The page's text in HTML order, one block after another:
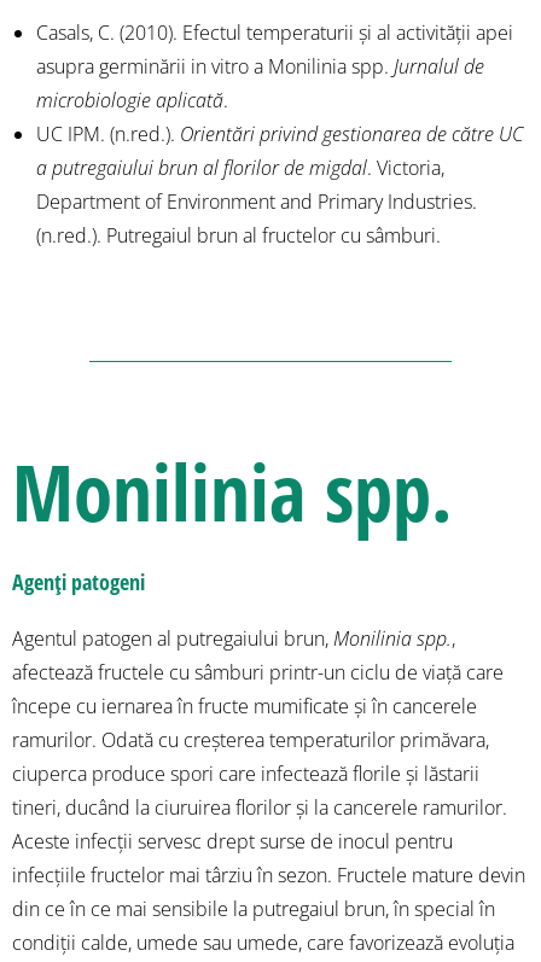
Casals, C. (2010). Efectul temperaturii și al activității apei
asupra germinării in vitro a Monilinia spp. Jurnalul de
microbiologie aplicată.
UC IPM. (n.red.). Orientări privind gestionarea de către UC
a putregaiului brun al florilor de migdal. Victoria,
Department of Environment and Primary Industries.
(n.red.). Putregaiul brun al fructelor cu sâmburi.
Monilinia spp.
Agenți patogeni
Agentul patogen al putregaiului brun,Monilinia spp.,
afectează fructele cu sâmburi printr-un ciclu de viață care
începe cu iernarea în fructe mumificate și în cancerele
ramurilor. Odată cu creșterea temperaturilor primăvara,
ciuperca produce spori care infectează florile și lăstarii
tineri, ducând la ciuruirea florilor și la cancerele ramurilor.
Aceste infecții servesc drept surse de inocul pentru
infecțiile fructelor mai târziu în sezon. Fructele mature devin
din ce în ce mai sensibile la putregaiul brun, în special în
condiții calde, umede sau umede, care favorizează evoluția